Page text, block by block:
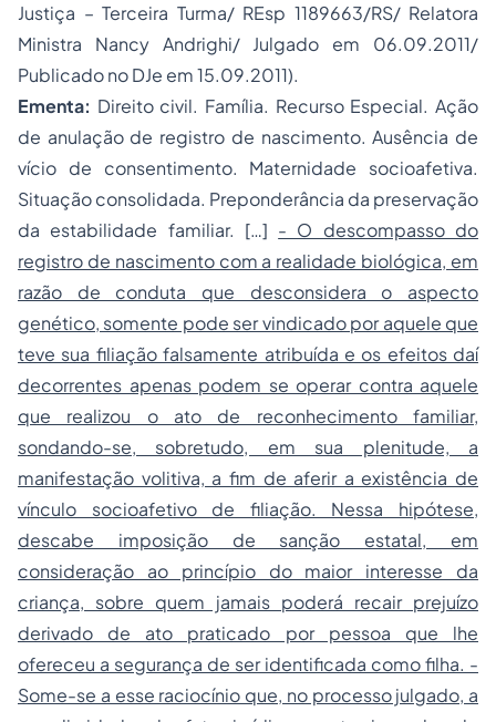
Justiça – Terceira Turma/ REsp 1189663/RS/ Relatora
Ministra Nancy Andrighi/ Julgado em 06.09.2011/
Publicado no DJe em 15.09.2011).
Ementa: Direito civil. Família. Recurso Especial. Ação
de anulação de registro de nascimento. Ausência de
vício de consentimento. Maternidade socioafetiva.
Situação consolidada. Preponderância da preservação
da estabilidade familiar. […] - O descompasso do
registro de nascimento com a realidade biológica, em
razão de conduta que desconsidera o aspecto
genético, somente pode ser vindicado por aquele que
teve sua filiação falsamente atribuída e os efeitos daí
decorrentes apenas podem se operar contra aquele
que realizou o ato de reconhecimento familiar,
sondando-se, sobretudo, em sua plenitude, a
manifestação volitiva, a fim de aferir a existência de
vínculo socioafetivo de filiação. Nessa hipótese,
descabe imposição de sanção estatal, em
consideração ao princípio do maior interesse da
criança, sobre quem jamais poderá recair prejuízo
derivado de ato praticado por pessoa que lhe
ofereceu a segurança de ser identificada como filha. -
Some-se a esse raciocínio que, no processo julgado, a